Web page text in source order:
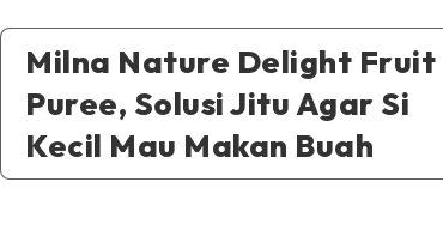
Milna Nature Delight Fruit
Puree, Solusi Jitu Agar Si
Kecil Mau Makan Buah